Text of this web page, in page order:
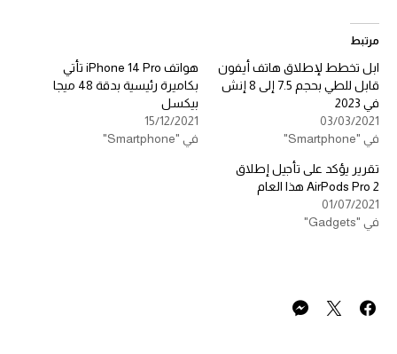
مرتبط
ابل تخطط لإطلاق هاتف أيفون
قابل للطي بحجم 7.5 إلى 8 إنش
في 2023
03/03/2021
في "Smartphone"
هواتف iPhone 14 Pro تأتي
بكاميرة رئيسية بدقة 48 ميجا
بيكسل
15/12/2021
في "Smartphone"
تقرير يؤكد على تأجيل إطلاق
AirPods Pro 2 هذا العام
01/07/2021
في "Gadgets"